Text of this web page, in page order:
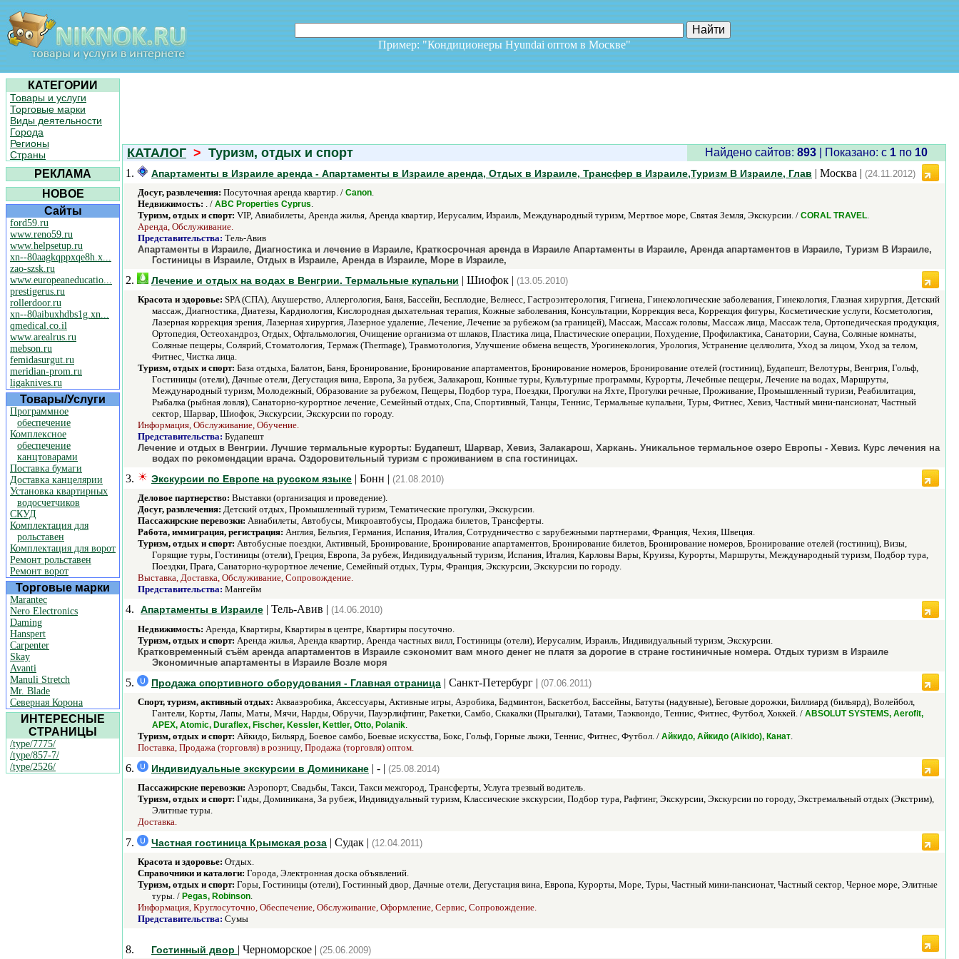
Пример: "Кондиционеры Hyundai оптом в Москве"
КАТЕГОРИИ
Товары и услуги
Торговые марки
Виды деятельности
Города
Регионы
Страны
РЕКЛАМА
НОВОЕ
Сайты
ford59.ru
www.reno59.ru
www.helpsetup.ru
xn--80aagkqppxqe8h.x...
zao-szsk.ru
www.europeaneducatio...
prestigerus.ru
rollerdoor.ru
xn--80aibuxhdbs1g.xn...
qmedical.co.il
www.arealrus.ru
mebson.ru
femidasurgut.ru
meridian-prom.ru
ligaknives.ru
Товары/Услуги
Программное
обеспечение
Комплексное
обеспечение
канцтоварами
Поставка бумаги
Доставка канцелярии
Установка квартирных
водосчетчиков
СКУД
Комплектация для
рольставен
Комплектация для ворот
Ремонт рольставен
Ремонт ворот
Торговые марки
Marantec
Nero Electronics
Daming
Hanspert
Carpenter
Skay
Avanti
Manuli Stretch
Mr. Blade
Северная Корона
ИНТЕРЕСНЫЕ
СТРАНИЦЫ
/type/7775/
/type/857-7/
/type/2526/
КАТАЛОГ > Туризм, отдых и спорт Найдено сайтов: 893 | Показано: c 1 по 10
1.
Апартаменты в Израиле аренда - Апартаменты в Израиле аренда, Отдых в Израиле, Трансфер в Израиле,Туризм В Израиле, Глав | Москва | (24.11.2012)
Досуг, развлечения: Посуточная аренда квартир. / Canon.
Недвижимость: . / ABC Properties Cyprus.
Туризм, отдых и спорт: VIP, Авиабилеты, Аренда жилья, Аренда квартир, Иерусалим, Израиль, Международный туризм, Мертвое море, Святая Земля, Экскурсии. / CORAL TRAVEL.
Аренда, Обслуживание.
Представительства: Тель-Авив
Апартаменты в Израиле, Диагностика и лечение в Израиле, Краткосрочная аренда в Израиле Апартаменты в Израиле, Аренда апартаментов в Израиле, Туризм В Израиле,
Гостиницы в Израиле, Отдых в Израиле, Аренда в Израиле, Море в Израиле,
2. Лечение и отдых на водах в Венгрии. Термальные купальни | Шиофок | (13.05.2010)
Красота и здоровье: SPA (СПА), Акушерство, Аллергология, Баня, Бассейн, Бесплодие, Велнесс, Гастроэнтерология, Гигиена, Гинекологические заболевания, Гинекология, Глазная хирургия, Детский
массаж, Диагностика, Диатезы, Кардиология, Кислородная дыхательная терапия, Кожные заболевания, Консультации, Коррекция веса, Коррекция фигуры, Косметические услуги, Косметология,
Лазерная коррекция зрения, Лазерная хирургия, Лазерное удаление, Лечение, Лечение за рубежом (за границей), Массаж, Массаж головы, Массаж лица, Массаж тела, Ортопедическая продукция,
Ортопедия, Остеохандроз, Отдых, Офтальмология, Очищение организма от шлаков, Пластика лица, Пластические операции, Похудение, Профилактика, Санатории, Сауна, Соляные комнаты,
Соляные пещеры, Солярий, Стоматология, Термаж (Thermage), Травмотология, Улучшение обмена веществ, Урогинекология, Урология, Устранение целлюлита, Уход за лицом, Уход за телом,
Фитнес, Чистка лица.
Туризм, отдых и спорт: База отдыха, Балатон, Баня, Бронирование, Бронирование апартаментов, Бронирование номеров, Бронирование отелей (гостиниц), Будапешт, Велотуры, Венгрия, Гольф,
Гостиницы (отели), Дачные отели, Дегустация вина, Европа, За рубеж, Залакарош, Конные туры, Культурные программы, Курорты, Лечебные пещеры, Лечение на водах, Маршруты,
Международный туризм, Молодежный, Образование за рубежом, Пещеры, Подбор тура, Поездки, Прогулки на Яхте, Прогулки речные, Проживание, Промышленный туризи, Реабилитация,
Рыбалка (рыбная ловля), Санаторно-курортное лечение, Семейный отдых, Спа, Спортивный, Танцы, Теннис, Термальные купальни, Туры, Фитнес, Хевиз, Частный мини-пансионат, Частный
сектор, Шарвар, Шиофок, Экскурсии, Экскурсии по городу.
Информация, Обслуживание, Обучение.
Представительства: Будапешт
Лечение и отдых в Венгрии. Лучшие термальные курорты: Будапешт, Шарвар, Хевиз, Залакарош, Харкань. Уникальное термальное озеро Европы - Хевиз. Курс лечения на
водах по рекомендации врача. Оздоровительный туризм с проживанием в спа гостиницах.
3. Экскурсии по Европе на русском языке | Бонн | (21.08.2010)
Деловое партнерство: Выставки (организация и проведение).
Досуг, развлечения: Детский отдых, Промышленный туризм, Тематические прогулки, Экскурсии.
Пассажирские перевозки: Авиабилеты, Автобусы, Микроавтобусы, Продажа билетов, Трансферты.
Работа, иммиграция, регистрация: Англия, Бельгия, Германия, Испания, Италия, Сотрудничество с зарубежными партнерами, Франция, Чехия, Швеция.
Туризм, отдых и спорт: Автобусные поездки, Активный, Бронирование, Бронирование апартаментов, Бронирование билетов, Бронирование номеров, Бронирование отелей (гостиниц), Визы,
Горящие туры, Гостиницы (отели), Греция, Европа, За рубеж, Индивидуальный туризм, Испания, Италия, Карловы Вары, Круизы, Курорты, Маршруты, Международный туризм, Подбор тура,
Поездки, Прага, Санаторно-курортное лечение, Семейный отдых, Туры, Франция, Экскурсии, Экскурсии по городу.
Выставка, Доставка, Обслуживание, Сопровождение.
Представительства: Мангейм
4. Апартаменты в Израиле | Тель-Авив | (14.06.2010)
Недвижимость: Аренда, Квартиры, Квартиры в центре, Квартиры посуточно.
Туризм, отдых и спорт: Аренда жилья, Аренда квартир, Аренда частных вилл, Гостиницы (отели), Иерусалим, Израиль, Индивидуальный туризм, Экскурсии.
Кратковременный съём аренда апартаментов в Израиле сэкономит вам много денег не платя за дорогие в стране гостиничные номера. Отдых туризм в Израиле
Экономичные апартаменты в Израиле Возле моря
5. Продажа спортивного оборудования - Главная страница | Санкт-Петербург | (07.06.2011)
Спорт, туризм, активный отдых: Аквааэробика, Аксессуары, Активные игры, Аэробика, Бадминтон, Баскетбол, Бассейны, Батуты (надувные), Беговые дорожки, Биллиард (бильярд), Волейбол,
Гантели, Корты, Лапы, Маты, Мячи, Нарды, Обручи, Пауэрлифтинг, Ракетки, Самбо, Скакалки (Прыгалки), Татами, Таэквондо, Теннис, Фитнес, Футбол, Хоккей. / ABSOLUT SYSTEMS, Aerofit,
APEX, Atomic, Duraflex, Fischer, Kessler, Kettler, Otto, Polanik.
Туризм, отдых и спорт: Айкидо, Бильярд, Боевое самбо, Боевые искусства, Бокс, Гольф, Горные лыжи, Теннис, Фитнес, Футбол. / Айкидо, Айкидо (Aikido), Канат.
Поставка, Продажа (торговля) в розницу, Продажа (торговля) оптом.
6. Индивидуальные экскурсии в Доминикане | - | (25.08.2014)
Пассажирские перевозки: Аэропорт, Свадьбы, Такси, Такси межгород, Трансферты, Услуга трезвый водитель.
Туризм, отдых и спорт: Гиды, Доминикана, За рубеж, Индивидуальный туризм, Классические экскурсии, Подбор тура, Рафтинг, Экскурсии, Экскурсии по городу, Экстремальный отдых (Экстрим),
Элитные туры.
Доставка.
7. Частная гостиница Крымская роза | Судак | (12.04.2011)
Красота и здоровье: Отдых.
Справочники и каталоги: Города, Электронная доска объявлений.
Туризм, отдых и спорт: Горы, Гостиницы (отели), Гостинный двор, Дачные отели, Дегустация вина, Европа, Курорты, Море, Туры, Частный мини-пансионат, Частный сектор, Черное море, Элитные
туры. / Pegas, Robinson.
Информация, Круглосуточно, Обеспечение, Обслуживание, Оформление, Сервис, Сопровождение.
Представительства: Сумы
8. Гостинный двор | Черноморское | (25.06.2009)